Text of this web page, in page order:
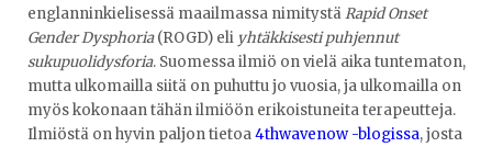
englanninkielisessä maailmassa nimitystäRapid Onset
Gender Dysphoria(ROGD) eli yhtäkkisesti puhjennut
sukupuolidysforia. Suomessa ilmiö on vielä aika tuntematon,
mutta ulkomailla siitä on puhuttu jo vuosia, ja ulkomailla on
myös kokonaan tähän ilmiöön erikoistuneita terapeutteja.
Ilmiöstä on hyvin paljon tietoa4thwavenow -blogissa, josta